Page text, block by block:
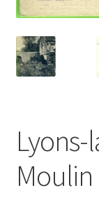
Lyons-
Moulin